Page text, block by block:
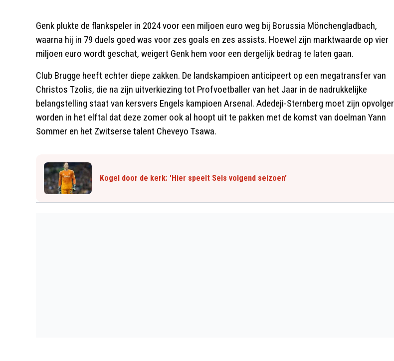
Genk plukte de flankspeler in 2024 voor een miljoen euro weg bij Borussia Mönchengladbach,
waarna hij in 79 duels goed was voor zes goals en zes assists. Hoewel zijn marktwaarde op vier
miljoen euro wordt geschat, weigert Genk hem voor een dergelijk bedrag te laten gaan.
Club Brugge heeft echter diepe zakken. De landskampioen anticipeert op een megatransfer van
Christos Tzolis, die na zijn uitverkiezing tot Profvoetballer van het Jaar in de nadrukkelijke
belangstelling staat van kersvers Engels kampioen Arsenal. Adedeji-Sternberg moet zijn opvolger
worden in het elftal dat deze zomer ook al hoopt uit te pakken met de komst van doelman Yann
Sommer en het Zwitserse talent Cheveyo Tsawa.
Kogel door de kerk: 'Hier speelt Sels volgend seizoen'